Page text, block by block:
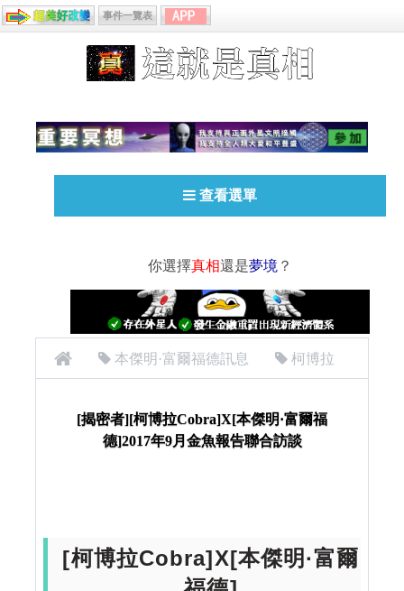
事件一覽表
查看選單
你選擇真相還是夢境 ？
本傑明·富爾福德訊息 柯博拉
Cobra]X[本傑明·富爾福德]2017年9月金魚報告聯合訪
[揭密者][柯博拉Cobra]X[本傑明·富爾福
德]2017年9月金魚報告聯合訪談
[柯博拉Cobra]X[本傑明·富爾